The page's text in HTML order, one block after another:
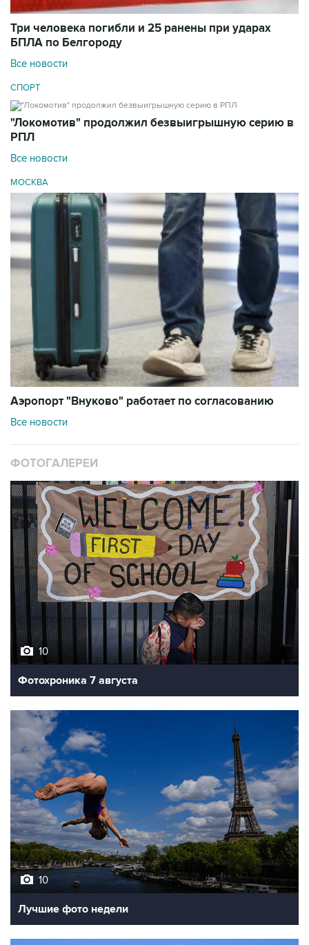
Три человека погибли и 25 ранены при ударах
БПЛА по Белгороду
Все новости
СПОРТ
"Локомотив" продолжил безвыигрышную серию в
РПЛ
Все новости
МОСКВА
Аэропорт "Внуково" работает по согласованию
Все новости
ФОТОГАЛЕРЕИ
10
Фотохроника 7 августа
10
Лучшие фото недели